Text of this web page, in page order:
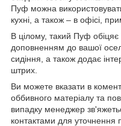
Пуф можна
кухні, а також – в офісі,
В цілому, такий Пуф
доповненням до вашої
сидіння, а також додає
штрих.
Ви можете вказати в
оббивного матеріалу та
випадку менеджер
контактами для уточнення